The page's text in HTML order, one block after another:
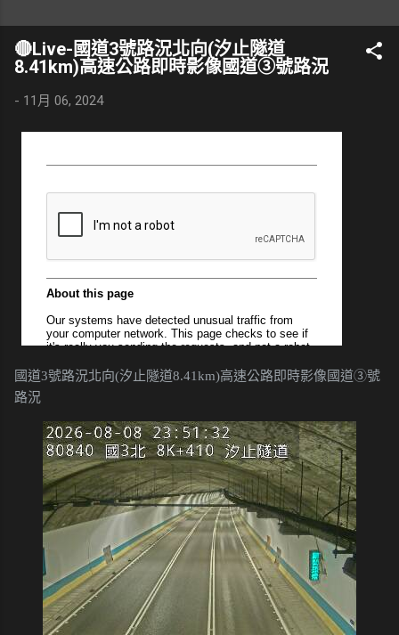
🔴Live-國道3號路況北向(汐止隧道
8.41km)高速公路即時影像國道③號路況
- 11月 06, 2024
國道3號路況北向(汐止隧道8.41km)高速公路即時影像國道③號
路況